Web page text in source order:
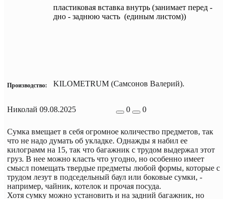
пластиковая вставка внутрь (занимает перед -
дно - заднюю часть (единым листом))
Производство: KILOMETRUM (Самсонов Валерий).
Николай 09.08.2025 0 0
Сумка вмещает в себя огромное количество предметов, так
что не надо думать об укладке. Однажды я набил ее
килограмм на 15, так что багажник с трудом выдержал этот
груз. В нее можно класть что угодно, но особенно имеет
смысл помещать твердые предметы любой формы, которые с
трудом лезут в подседельный баул или боковые сумки, -
например, чайник, котелок и прочая посуда.
Хотя сумку можно установить и на задний багажник, но